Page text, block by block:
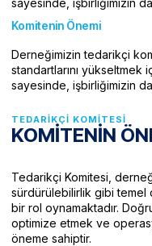
Komitenin Önemi
Derneğimizin tedarikçi
standartlarını yükseltmek
sayesinde, işbirliğimizin
TEDARIKÇI KOMITESI
KOMİTENİN
Tedarikçi Komitesi,
sürdürülebilirlik gibi
bir rol oynamaktadır.
optimize etmek ve
öneme sahiptir.